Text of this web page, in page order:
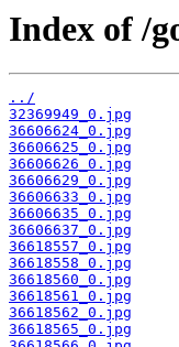
Index of /
../
32369949_0.jpg
36606624_0.jpg
36606625_0.jpg
36606626_0.jpg
36606629_0.jpg
36606633_0.jpg
36606635_0.jpg
36606637_0.jpg
36618557_0.jpg
36618558_0.jpg
36618560_0.jpg
36618561_0.jpg
36618562_0.jpg
36618565_0.jpg